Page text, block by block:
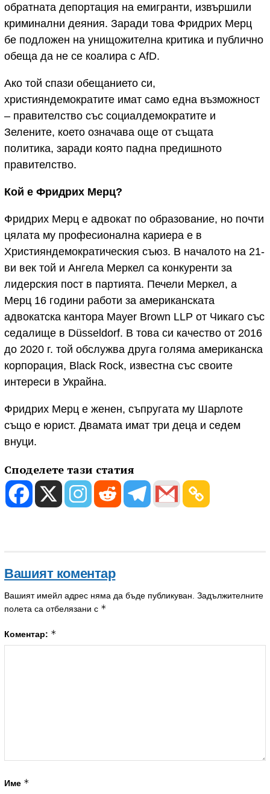
обратната депортация на емигранти, извършили
криминални деяния. Заради това Фридрих Мерц
бе подложен на унищожителна критика и публично
обеща да не се коалира с AfD.
Ако той спази обещанието си,
християндемократите имат само една възможност
– правителство със социалдемократите и
Зелените, което означава още от същата
политика, заради която падна предишното
правителство.
Кой е Фридрих Мерц?
Фридрих Мерц е адвокат по образование, но почти
цялата му професионална кариера е в
Християндемократическия съюз. В началото на 21-
ви век той и Ангела Меркел са конкуренти за
лидерския пост в партията. Печели Меркел, а
Мерц 16 години работи за американската
адвокатска кантора Mayer Brown LLP от Чикаго със
седалище в Düsseldorf. В това си качество от 2016
до 2020 г. той обслужва друга голяма американска
корпорация, Black Rock, известна със своите
интереси в Украйна.
Фридрих Мерц е женен, съпругата му Шарлоте
също е юрист. Двамата имат три деца и седем
внуци.
Споделете тази статия
Вашият коментар
Вашият имейл адрес няма да бъде публикуван. Задължителните
полета са отбелязани с *
Коментар: *
Име *